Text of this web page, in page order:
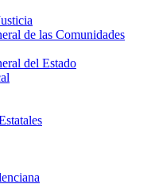
de las Comunidades
del Estado